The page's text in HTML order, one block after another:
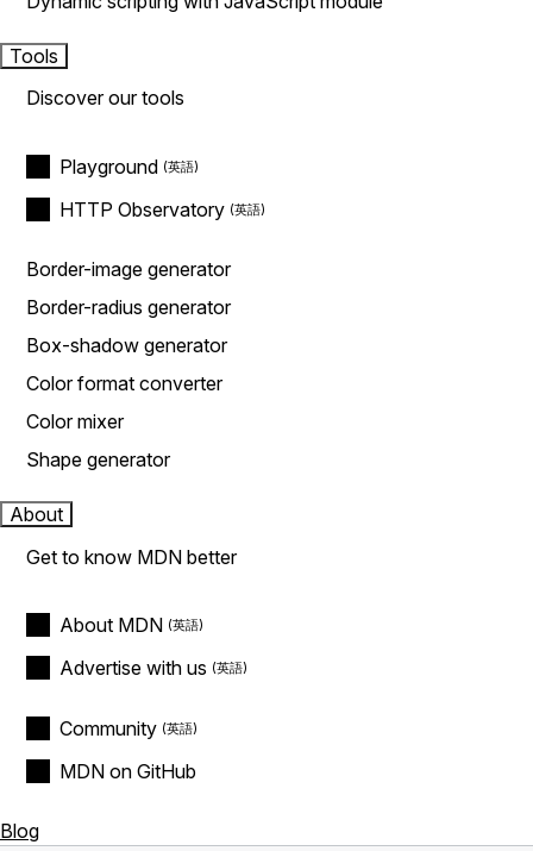
Tools
Discover our tools
Playground
HTTP Observatory
Border-image generator
Border-radius generator
Box-shadow generator
Color format converter
Color mixer
Shape generator
About
Get to know MDN better
About MDN
Advertise with us
Community
MDN on GitHub
Blog